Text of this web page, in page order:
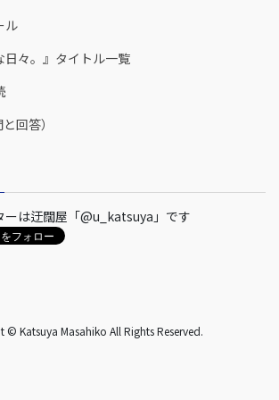
ル
々。』タイトル一覧
回答）
ーは迂闊屋「@u_katsuya」です
© Katsuya Masahiko All Rights Reserved.